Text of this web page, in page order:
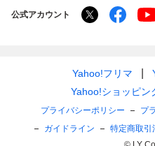
公式アカウント
Yahoo!フリマ
Yahoo!ショッピン
プライバシーポリシー プ
ガイドライン
特定商取引